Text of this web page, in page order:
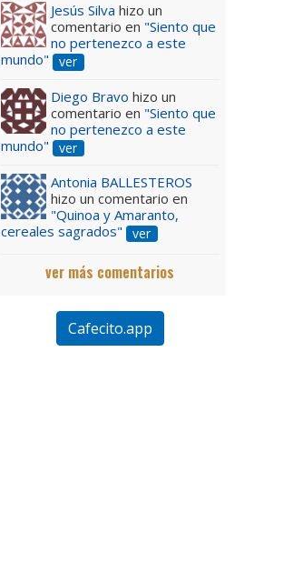
Jesús Silva hizo un
comentario en "Siento que
no pertenezco a este
mundo"
ver
Diego Bravo hizo un
comentario en "Siento que
no pertenezco a este
mundo"
ver
Antonia BALLESTEROS
hizo un comentario en
"Quinoa y Amaranto,
cereales sagrados"
ver
ver más comentarios
Cafecito.app